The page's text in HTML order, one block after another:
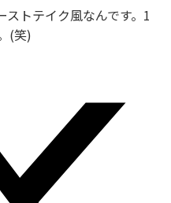
トテイク風なんです。1
(笑)